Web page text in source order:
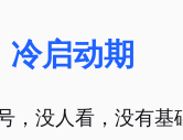
启动期
，没人看，没有基